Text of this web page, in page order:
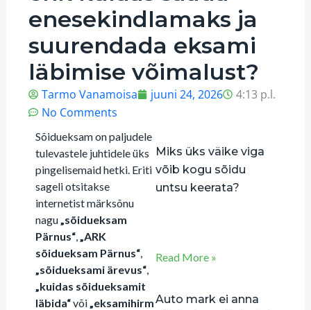
enesekindlamaks ja
suurendada eksami
läbimise võimalust?
Tarmo Vanamoisa juuni 24, 2026
4:13 p.l.
No Comments
Sõidueksam on paljudele
tulevastele juhtidele üks
pingelisemaid hetki. Eriti
sageli otsitakse
internetist märksõnu
nagu„sõidueksam
Pärnus“,„ARK
sõidueksam Pärnus“,
„sõidueksami ärevus“,
„kuidas sõidueksamit
läbida“või„eksamihirm
Miks üks väike viga
võib kogu sõidu
untsu keerata?
Read More »
Auto mark ei anna